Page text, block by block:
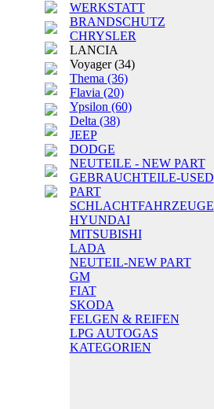
WERKSTATT
BRANDSCHUTZ
CHRYSLER
LANCIA
Voyager(34)
Thema (36)
Flavia (20)
Ypsilon (60)
Delta (38)
JEEP
DODGE
NEUTEILE - NEW PART
GEBRAUCHTEILE-USED
PART
SCHLACHTFAHRZEUGE
HYUNDAI
MITSUBISHI
LADA
NEUTEIL-NEW PART
GM
FIAT
SKODA
FELGEN & REIFEN
LPG AUTOGAS
KATEGORIEN